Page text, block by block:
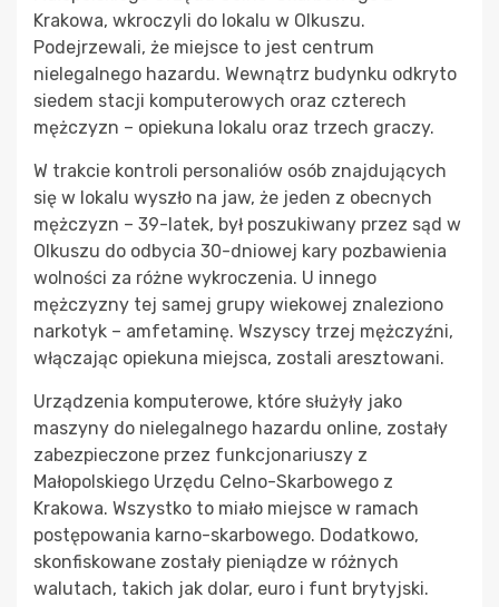
Krakowa, wkroczyli do lokalu w Olkuszu.
Podejrzewali, że miejsce to jest centrum
nielegalnego hazardu. Wewnątrz budynku odkryto
siedem stacji komputerowych oraz czterech
mężczyzn – opiekuna lokalu oraz trzech graczy.
W trakcie kontroli personaliów osób znajdujących
się w lokalu wyszło na jaw, że jeden z obecnych
mężczyzn – 39-latek, był poszukiwany przez sąd w
Olkuszu do odbycia 30-dniowej kary pozbawienia
wolności za różne wykroczenia. U innego
mężczyzny tej samej grupy wiekowej znaleziono
narkotyk – amfetaminę. Wszyscy trzej mężczyźni,
włączając opiekuna miejsca, zostali aresztowani.
Urządzenia komputerowe, które służyły jako
maszyny do nielegalnego hazardu online, zostały
zabezpieczone przez funkcjonariuszy z
Małopolskiego Urzędu Celno-Skarbowego z
Krakowa. Wszystko to miało miejsce w ramach
postępowania karno-skarbowego. Dodatkowo,
skonfiskowane zostały pieniądze w różnych
walutach, takich jak dolar, euro i funt brytyjski.